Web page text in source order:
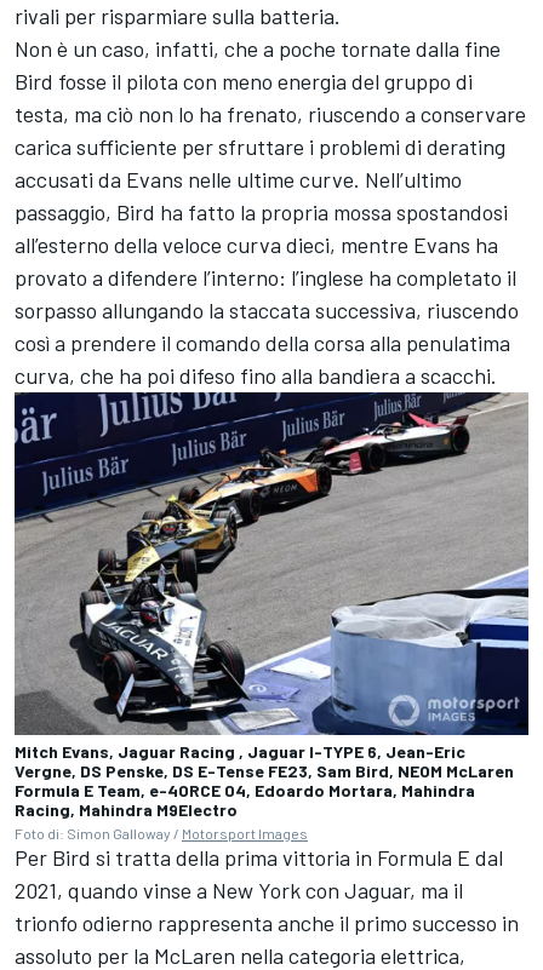
rivali per risparmiare sulla batteria.
Non è un caso, infatti, che a poche tornate dalla fine
Bird fosse il pilota con meno energia del gruppo di
testa, ma ciò non lo ha frenato, riuscendo a conservare
carica sufficiente per sfruttare i problemi di derating
accusati da Evans nelle ultime curve. Nell’ultimo
passaggio, Bird ha fatto la propria mossa spostandosi
all’esterno della veloce curva dieci, mentre Evans ha
provato a difendere l’interno: l’inglese ha completato il
sorpasso allungando la staccata successiva, riuscendo
così a prendere il comando della corsa alla penulatima
curva, che ha poi difeso fino alla bandiera a scacchi.
Mitch Evans, Jaguar Racing , Jaguar I-TYPE 6, Jean-Eric
Vergne, DS Penske, DS E-Tense FE23, Sam Bird, NEOM McLaren
Formula E Team, e-4ORCE 04, Edoardo Mortara, Mahindra
Racing, Mahindra M9Electro
Foto di: Simon Galloway / Motorsport Images
Per Bird si tratta della prima vittoria in Formula E dal
2021, quando vinse a New York con Jaguar, ma il
trionfo odierno rappresenta anche il primo successo in
assoluto per la McLaren nella categoria elettrica,